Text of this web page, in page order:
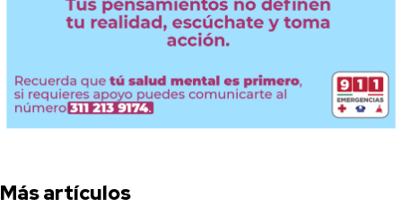
Más artículos